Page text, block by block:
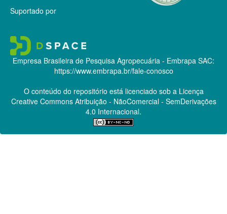
Suportado por
Empresa Brasileira de Pesquisa Agropecuária - Embrapa SAC:
https://www.embrapa.br/fale-conosco
O conteúdo do repositório está licenciado sob a Licença
Creative CommonsAtribuição - NãoComercial - SemDerivações
4.0 Internacional.